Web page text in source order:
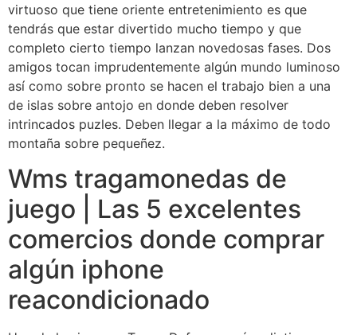
virtuoso que tiene oriente entretenimiento es que
tendrás que estar divertido mucho tiempo y que
completo cierto tiempo lanzan novedosas fases. Dos
amigos tocan imprudentemente algún mundo luminoso
así­ como sobre pronto se hacen el trabajo bien a una
de islas sobre antojo en donde deben resolver
intrincados puzles. Deben llegar a la máximo de todo
montaña sobre pequeñez.
Wms tragamonedas de
juego | Las 5 excelentes
comercios donde comprar
algún iphone
reacondicionado